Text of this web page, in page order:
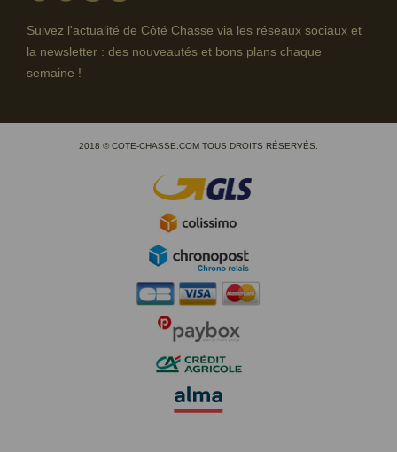
Suivez l'actualité de Côté Chasse via les réseaux sociaux et
la newsletter : des nouveautés et bons plans chaque
semaine !
2018 © COTE-CHASSE.COM TOUS DROITS RÉSERVÉS.